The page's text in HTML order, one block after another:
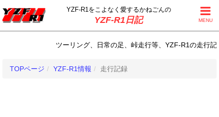
MENU
YZF-R1をこよなく 愛するかねごんの
YZF-R1日記
ツーリング、日常の足、峠走行等、YZF-R1の走行記録
TOPページ YZF-R1情報 走行記録